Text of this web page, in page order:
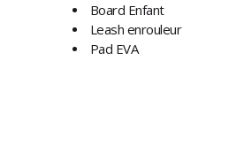
Board Enfant
Leash enrouleur
Pad EVA